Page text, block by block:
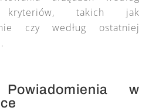
kryteriów, takich jak
czy według ostatniej
w